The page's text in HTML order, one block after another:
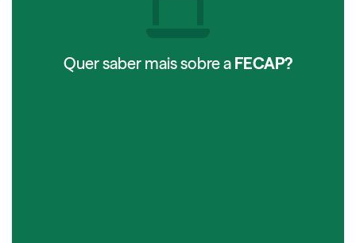
Quer saber mais sobre a FECAP?